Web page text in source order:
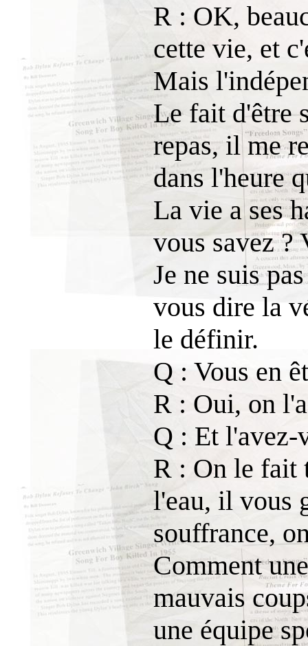
R : OK,
cette vie, et
Mais
Le fait d'être
repas, il me
dans l'heure
La vie a ses
vous savez ?
Je ne suis
vous dire la
le définir.
Q : Vous en
R : Oui, on
Q : Et l'avez-
R : On le fait
l'eau, il vous
souffrance,
Comment
mauvais
une équipe